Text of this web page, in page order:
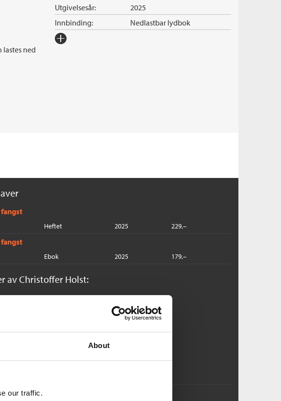
About
our traffic.
ned
Innbinding: Nedlastbar lydbok
Utgivelsesår: 2025
Forlag:
Heftet 2025 229,–
Ebok 2025 179,–
av Christoffer Holst:
Christoffer Holst
Kjøp